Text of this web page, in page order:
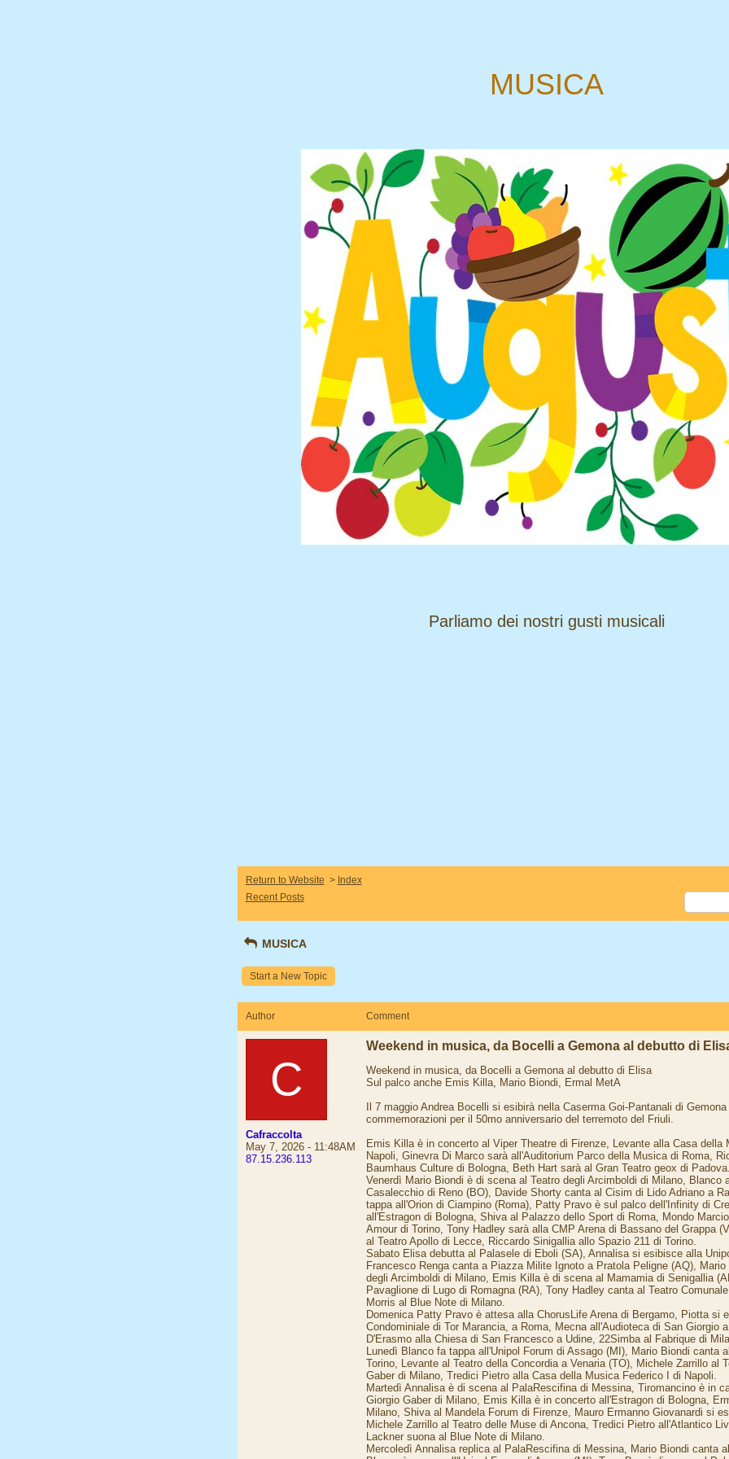
MUSICA
​​​​​​​Parliamo dei nostri gusti musicali
Return to Website > Index
Recent Posts
MUSICA
Start a New Topic
Author Comment
C
Cafraccolta
May 7, 2026 - 11:48AM
87.15.236.113
Weekend in musica, da Bocelli a Gemona al debutto di
Weekend in musica, da Bocelli a Gemona al debutto di Elisa
Sul palco anche Emis Killa, Mario Biondi, Ermal MetA
Il 7 maggio Andrea Bocelli si esibirà nella Caserma Goi-Pantanali di
commemorazioni per il 50mo anniversario del terremoto del Friuli.
Emis Killa è in concerto al Viper Theatre di Firenze, Levante alla Casa della
Napoli, Ginevra Di Marco sarà all'Auditorium Parco della Musica di Roma,
Baumhaus Culture di Bologna, Beth Hart sarà al Gran Teatro geox di Padova.
Venerdì Mario Biondi è di scena al Teatro degli Arcimboldi di Milano, Blanco
Casalecchio di Reno (BO), Davide Shorty canta al Cisim di Lido Adriano a
tappa all'Orion di Ciampino (Roma), Patty Pravo è sul palco dell'Infinity di
all'Estragon di Bologna, Shiva al Palazzo dello Sport di Roma, Mondo
Amour di Torino, Tony Hadley sarà alla CMP Arena di Bassano del Grappa
al Teatro Apollo di Lecce, Riccardo Sinigallia allo Spazio 211 di Torino.
Sabato Elisa debutta al Palasele di Eboli (SA), Annalisa si esibisce alla
Francesco Renga canta a Piazza Milite Ignoto a Pratola Peligne (AQ),
degli Arcimboldi di Milano, Emis Killa è di scena al Mamamia di Senigallia
Pavaglione di Lugo di Romagna (RA), Tony Hadley canta al Teatro
Morris al Blue Note di Milano.
Domenica Patty Pravo è attesa alla ChorusLife Arena di Bergamo, Piotta si
Condominiale di Tor Marancia, a Roma, Mecna all'Audioteca di San Giorgio
D'Erasmo alla Chiesa di San Francesco a Udine, 22Simba al Fabrique di
Lunedì Blanco fa tappa all'Unipol Forum di Assago (MI), Mario Biondi canta
Torino, Levante al Teatro della Concordia a Venaria (TO), Michele Zarrillo al
Gaber di Milano, Tredici Pietro alla Casa della Musica Federico I di Napoli.
Martedì Annalisa è di scena al PalaRescifina di Messina, Tiromancino è in
Giorgio Gaber di Milano, Emis Killa è in concerto all'Estragon di Bologna,
Milano, Shiva al Mandela Forum di Firenze, Mauro Ermanno Giovanardi si
Michele Zarrillo al Teatro delle Muse di Ancona, Tredici Pietro all'Atlantico
Lackner suona al Blue Note di Milano.
Mercoledì Annalisa replica al PalaRescifina di Messina, Mario Biondi canta